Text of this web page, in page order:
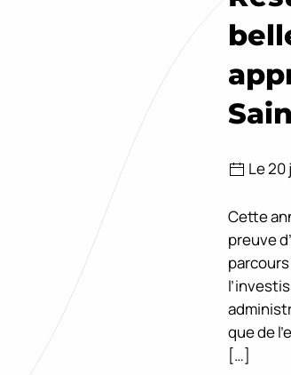
Le
Cette
preuve
que de
[…]